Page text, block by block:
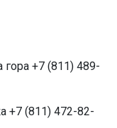
+7 (811) 489-
(811) 472-82-